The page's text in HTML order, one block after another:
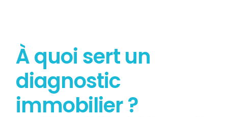
À quoi sert un
diagnostic
immobilier ?